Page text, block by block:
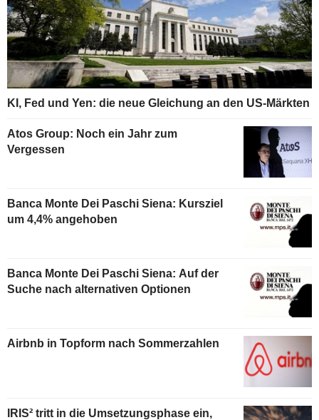
KI, Fed und Yen: die neue Gleichung an den US-Märkten
Atos Group: Noch ein Jahr zum
Vergessen
Banca Monte Dei Paschi Siena: Kursziel
um 4,4% angehoben
Banca Monte Dei Paschi Siena: Auf der
Suche nach alternativen Optionen
Airbnb in Topform nach Sommerzahlen
IRIS² tritt in die Umsetzungsphase ein,